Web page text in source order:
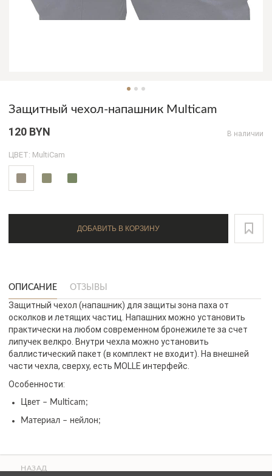
Защитный чехол-напашник Multicam
120 BYN В наличии
ЦВЕТ: MultiCam
ДОБАВИТЬ В КОРЗИНУ
ОПИСАНИЕ ОТЗЫВЫ
Защитный чехол (напашник) для защиты зона паха от
осколков и летящих частиц. Напашних можно установить
практически на любом современном бронежилете за счет
липучек велкро. Внутри чехла можно установить
баллистический пакет (в комплект не входит). На внешней
части чехла, сверху, есть MOLLE интерфейс.
Особенности:
Цвет – Multicam;
Материал – нейлон;
НАЗАД